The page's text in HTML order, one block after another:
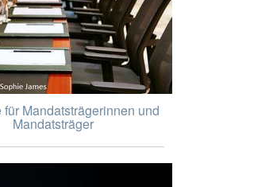
für Mandatsträgerinnen und
Mandatsträger